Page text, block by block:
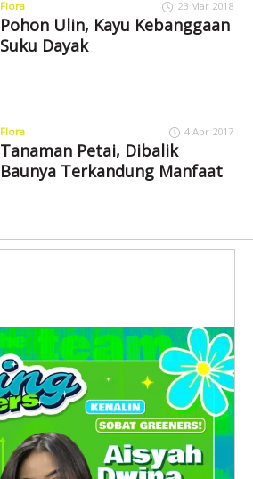
Flora 23 Mar 2018
Pohon Ulin, Kayu Kebanggaan
Suku Dayak
Flora 4 Apr 2017
Tanaman Petai, Dibalik
Baunya Terkandung Manfaat